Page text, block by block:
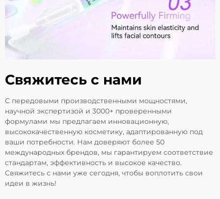
Свяжитесь с нами
С передовыми производственными мощностями,
научной экспертизой и 3000+ проверенными
формулами мы предлагаем инновационную,
высококачественную косметику, адаптированную под
ваши потребности. Нам доверяют более 50
международных брендов, мы гарантируем соответствие
стандартам, эффективность и высокое качество.
Свяжитесь с нами уже сегодня, чтобы воплотить свои
идеи в жизнь!